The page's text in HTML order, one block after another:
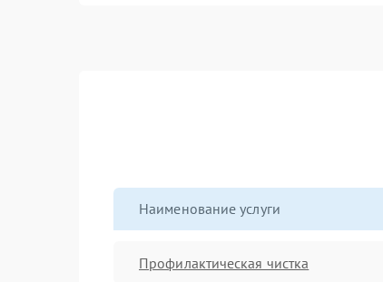
Наименование услуги
Профилактическая чистка